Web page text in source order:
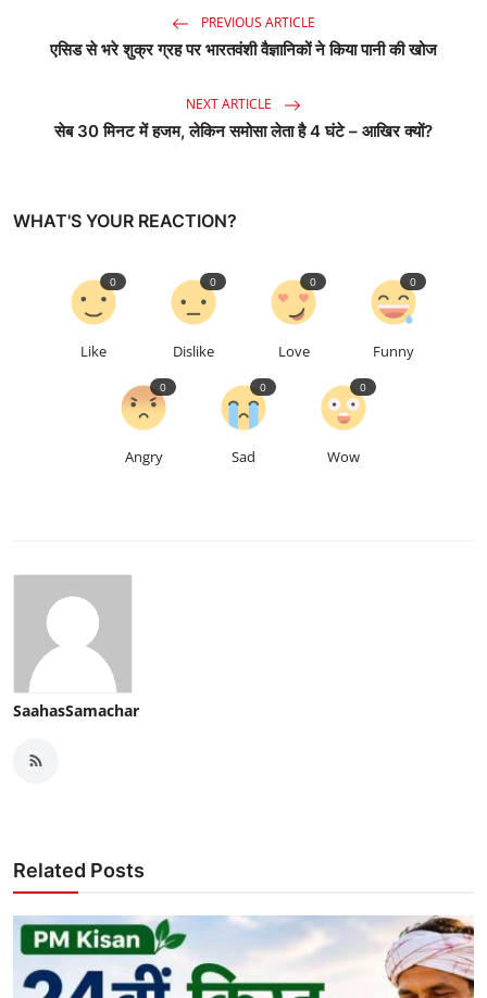
PREVIOUS ARTICLE
एसिड से भरे शुक्र ग्रह पर भारतवंशी वैज्ञानिकों ने किया पानी की खोज
NEXT ARTICLE
सेब 30 मिनट में हजम, लेकिन समोसा लेता है 4 घंटे – आखिर क्यों?
WHAT'S YOUR REACTION?
Like
0
Dislike
0
Love
0
Funny
0
Angry
0
Sad
0
Wow
0
SaahasSamachar
Related Posts